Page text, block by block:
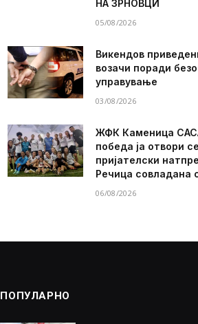
НА ЗРНОВЦИ
05/08/2026
Викендов
возачи поради
управување
03/08/2026
ЖФК Каменица
победа ја отвори
пријателски
Речица совладана
06/08/2026
ПОПУЛАРНО